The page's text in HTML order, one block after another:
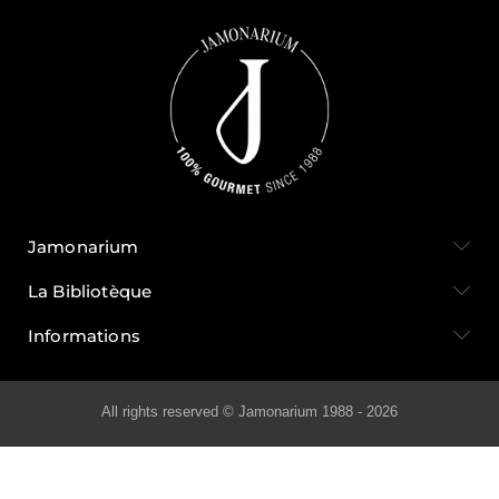
Jamonarium
La Bibliotèque
Informations
All rights reserved © Jamonarium 1988 - 2026